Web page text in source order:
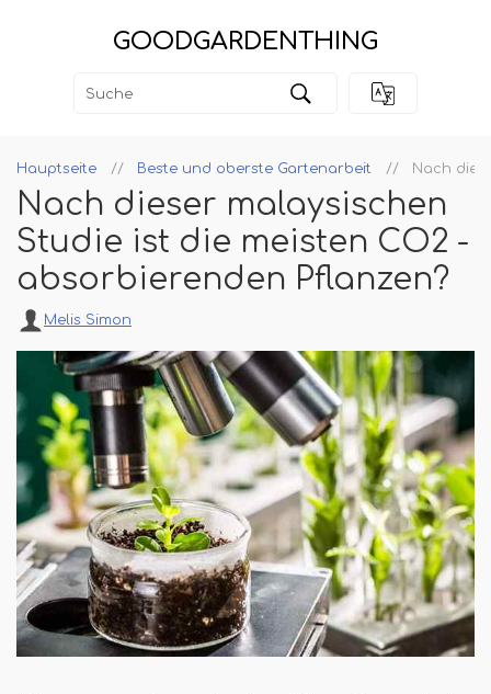
GOODGARDENTHING
Hauptseite Beste und oberste Gartenarbeit Nach
Nach dieser malaysischen
Studie ist die meisten CO2 -
absorbierenden Pflanzen?
Melis Simon